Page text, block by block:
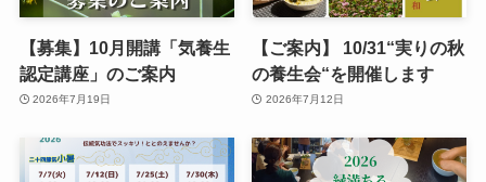
【募集】10月開講「気養生
認定講座」のご案内
2026年7月19日
【ご案内】 10/31“実りの秋
の養生会“を開催します
2026年7月12日